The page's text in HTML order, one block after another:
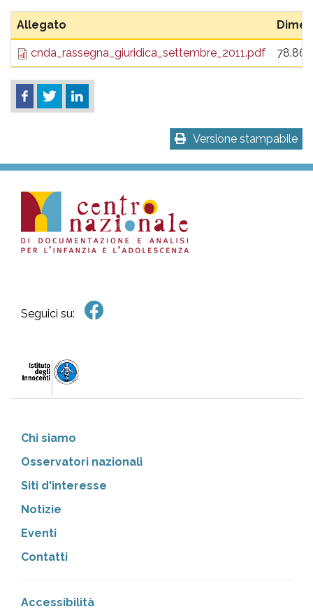
Allegato
cnda_rassegna_giuridica_settembre_2011.pdf 78.86
Versione stampabile
Seguici su:
Chi siamo
Osservatori nazionali
Siti d'interesse
Notizie
Eventi
Contatti
Accessibilità